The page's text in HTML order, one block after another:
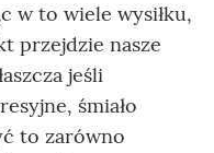
w to wiele wysiłku,
przejdzie nasze
jeśli
śmiało
to zarówno